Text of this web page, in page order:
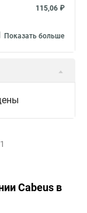
115,06 ₽
Показать больше
1
Cabeus в